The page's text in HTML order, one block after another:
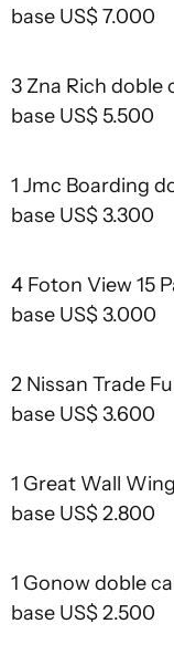
base US$ 7.000
3 Zna Rich doble
base US$ 5.500
1 Jmc Boarding
base US$ 3.300
4 Foton View 15
base US$ 3.000
2 Nissan Trade
base US$ 3.600
1 Great Wall
base US$ 2.800
1 Gonow doble
base US$ 2.500